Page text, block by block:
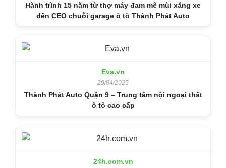
Hành trình 15 năm từ thợ máy đam mê mùi xăng xe
đến CEO chuỗi garage ô tô Thành Phát Auto
Eva.vn
29/04/2025
Thành Phát Auto Quận 9 – Trung tâm nội ngoại thất
ô tô cao cấp
24h.com.vn